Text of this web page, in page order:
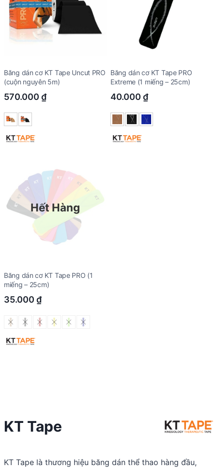
Băng dán cơ KT Tape Uncut PRO
(cuộn nguyên 5m)
570.000 ₫
Băng dán cơ KT Tape PRO
Extreme (1 miếng – 25cm)
40.000 ₫
Hết Hàng
Băng dán cơ KT Tape PRO (1
miếng – 25cm)
35.000 ₫
KT Tape
KT Tape là thương hiệu băng dán thể thao hàng đầu,